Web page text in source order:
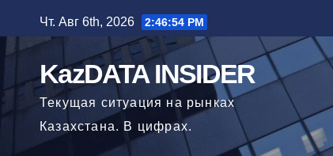
к
содержимому
Чт. Авг 6th, 2026 2:46:56 PM
KazDATA INSIDER
Текущая ситуация на рынках
Казахстана. В цифрах.